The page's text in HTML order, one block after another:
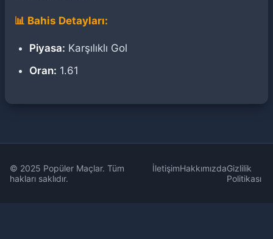
📊 Bahis Detayları:
Piyasa: Karşılıklı Gol
Oran: 1.61
© 2025 Popüler Maçlar. Tüm
hakları saklıdır.
İletişimHakkımızdaGizlilik
Politikası